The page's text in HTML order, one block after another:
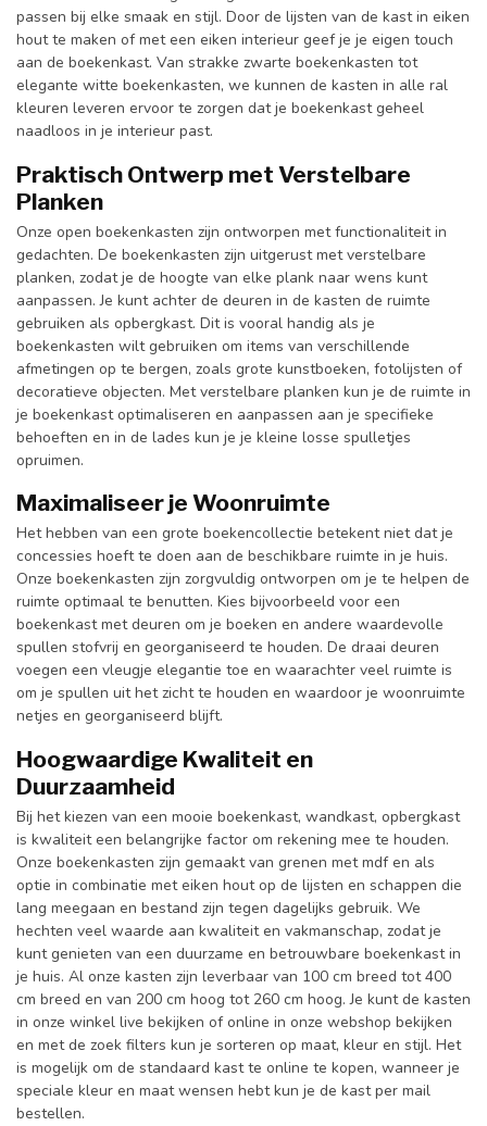
passen bij elke smaak en stijl. Door de lijsten van de kast in eiken
hout te maken of met een eiken interieur geef je je eigen touch
aan de boekenkast. Van strakke zwarte boekenkasten tot
elegante witte boekenkasten, we kunnen de kasten in alle ral
kleuren leveren ervoor te zorgen dat je boekenkast geheel
naadloos in je interieur past.
Praktisch Ontwerp met Verstelbare
Planken
Onze open boekenkasten zijn ontworpen met functionaliteit in
gedachten. De boekenkasten zijn uitgerust met verstelbare
planken, zodat je de hoogte van elke plank naar wens kunt
aanpassen. Je kunt achter de deuren in de kasten de ruimte
gebruiken als opbergkast. Dit is vooral handig als je
boekenkasten wilt gebruiken om items van verschillende
afmetingen op te bergen, zoals grote kunstboeken, fotolijsten of
decoratieve objecten. Met verstelbare planken kun je de ruimte in
je boekenkast optimaliseren en aanpassen aan je specifieke
behoeften en in de lades kun je je kleine losse spulletjes
opruimen.
Maximaliseer je Woonruimte
Het hebben van een grote boekencollectie betekent niet dat je
concessies hoeft te doen aan de beschikbare ruimte in je huis.
Onze boekenkasten zijn zorgvuldig ontworpen om je te helpen de
ruimte optimaal te benutten. Kies bijvoorbeeld voor een
boekenkast met deuren om je boeken en andere waardevolle
spullen stofvrij en georganiseerd te houden. De draai deuren
voegen een vleugje elegantie toe en waarachter veel ruimte is
om je spullen uit het zicht te houden en waardoor je woonruimte
netjes en georganiseerd blijft.
Hoogwaardige Kwaliteit en
Duurzaamheid
Bij het kiezen van een mooie boekenkast, wandkast, opbergkast
is kwaliteit een belangrijke factor om rekening mee te houden.
Onze boekenkasten zijn gemaakt van grenen met mdf en als
optie in combinatie met eiken hout op de lijsten en schappen die
lang meegaan en bestand zijn tegen dagelijks gebruik. We
hechten veel waarde aan kwaliteit en vakmanschap, zodat je
kunt genieten van een duurzame en betrouwbare boekenkast in
je huis. Al onze kasten zijn leverbaar van 100 cm breed tot 400
cm breed en van 200 cm hoog tot 260 cm hoog. Je kunt de kasten
in onze winkel live bekijken of online in onze webshop bekijken
en met de zoek filters kun je sorteren op maat, kleur en stijl. Het
is mogelijk om de standaard kast te online te kopen, wanneer je
speciale kleur en maat wensen hebt kun je de kast per mail
bestellen.